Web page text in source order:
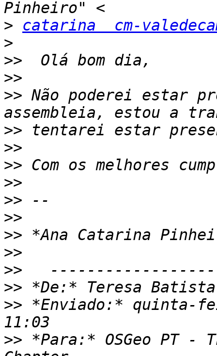
>
catarina  cm-
>
>>
>>
>> Não poderei estar
>>
>>
>>
>>
>>
>>
>>
>>
>>
>> *De:* Teresa
>> *Enviado:* quinta-
>> *Para:* OSGeo PT -